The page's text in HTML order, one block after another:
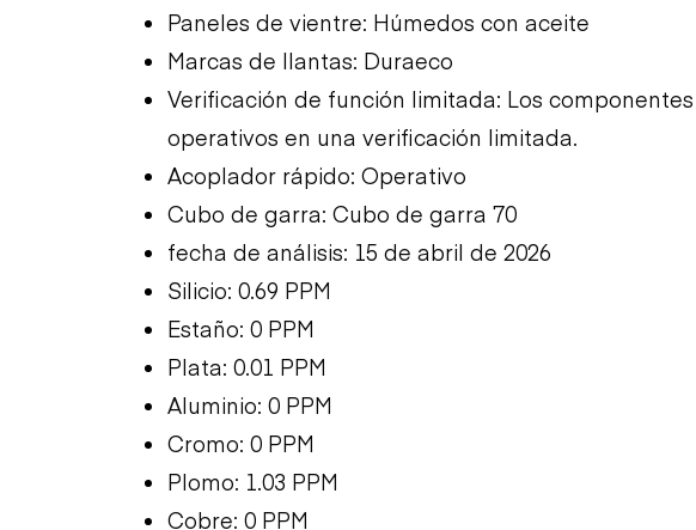
Paneles de vientre: Húmedos con aceite
Marcas de llantas: Duraeco
Verificación de función limitada: Los
operativos en una verificación limitada.
Acoplador rápido: Operativo
Cubo de garra: Cubo de garra 70
fecha de análisis: 15 de abril de 2026
Silicio: 0.69 PPM
Estaño: 0 PPM
Plata: 0.01 PPM
Aluminio: 0 PPM
Cromo: 0 PPM
Plomo: 1.03 PPM
Cobre: 0 PPM